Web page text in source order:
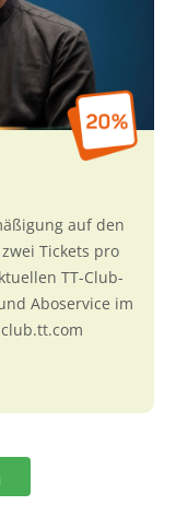
auf den
Tickets pro
TT-Club-
Aboservice im